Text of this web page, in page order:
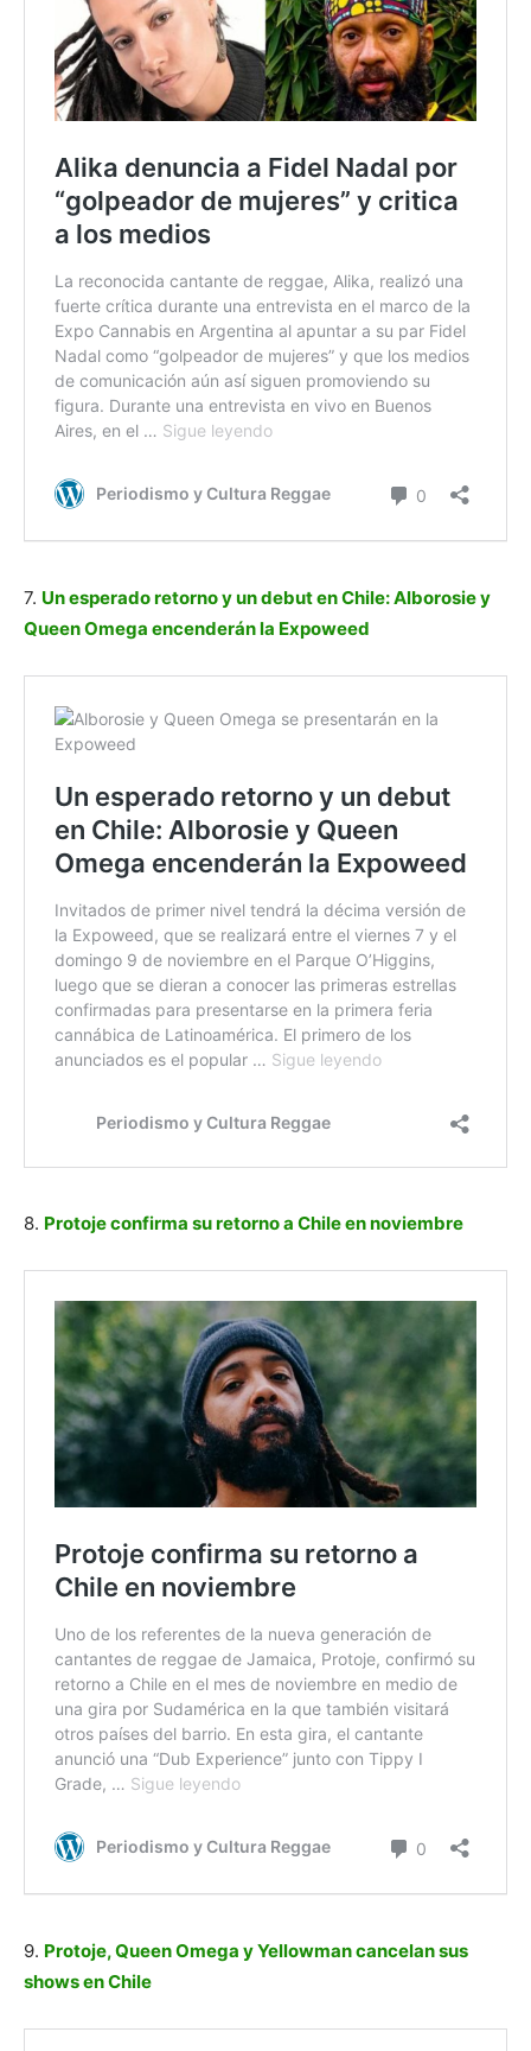
7. Un esperado retorno y un debut en Chile: Alborosie y
Queen Omega encenderán la Expoweed
8. Protoje confirma su retorno a Chile en noviembre
9. Protoje, Queen Omega y Yellowman cancelan sus
shows en Chile